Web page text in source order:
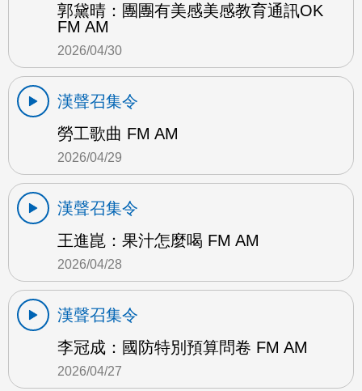
郭黛晴：團團有美感美感教育通訊OK
FM AM
2026/04/30
漢聲召集令
勞工歌曲 FM AM
2026/04/29
漢聲召集令
王進崑：果汁怎麼喝 FM AM
2026/04/28
漢聲召集令
李冠成：國防特別預算問卷 FM AM
2026/04/27